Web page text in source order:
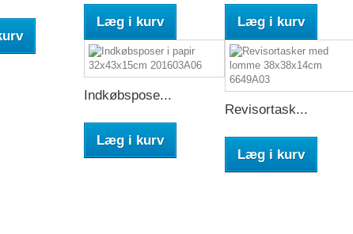
Læg i kurv Læg i kurv
Indkøbspose...
Læg i kurv
Revisortask...
Læg i kurv